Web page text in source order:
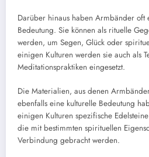
Darüber hinaus haben Armbänder oft
Bedeutung. Sie können als rituelle
werden, um Segen, Glück oder
einigen Kulturen werden sie auch als
Meditationspraktiken eingesetzt.
Die Materialien, aus denen
ebenfalls eine kulturelle Bedeutung
einigen Kulturen spezifische
die mit bestimmten spirituellen
Verbindung gebracht werden.